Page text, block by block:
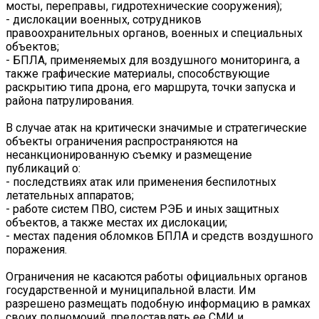
мосты, переправы, гидротехнические сооружения);
- дислокации военных, сотрудников
правоохранительных органов, военных и специальных
объектов;
- БПЛА, применяемых для воздушного мониторинга, а
также графические материалы, способствующие
раскрытию типа дрона, его маршрута, точки запуска и
района патрулирования.
В случае атак на критически значимые и стратегические
объекты ограничения распространяются на
несанкционированную съемку и размещение
публикаций о:
- последствиях атак или применения беспилотных
летательных аппаратов;
- работе систем ПВО, систем РЭБ и иных защитных
объектов, а также местах их дислокации;
- местах падения обломков БПЛА и средств воздушного
поражения.
Ограничения не касаются работы официальных органов
государственной и муниципальной власти. Им
разрешено размещать подобную информацию в рамках